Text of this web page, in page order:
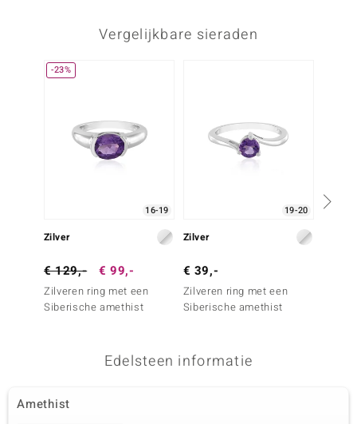
Vergelijkbare sieraden
-23%
16-19
Zilver
€ 129,- € 99,-
Zilveren ring met een
Siberische amethist
19-20
Zilver
€ 39,-
Zilveren ring met een
Siberische amethist
Edelsteen informatie
Amethist